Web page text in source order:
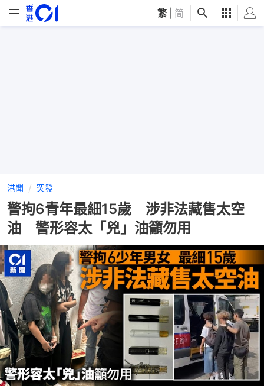
繁 简
港聞 突發
警拘6青年最細15歲 涉非法藏售太空
油 警形容太「兇」油籲勿用